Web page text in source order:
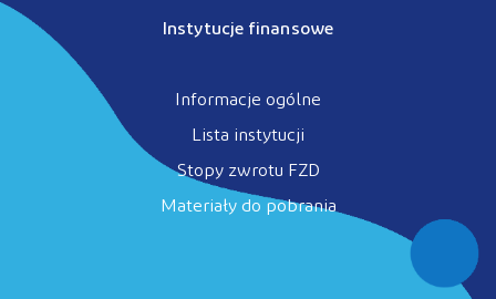
Instytucje finansowe
Informacje ogólne
Lista instytucji
Stopy zwrotu FZD
Materiały do pobrania